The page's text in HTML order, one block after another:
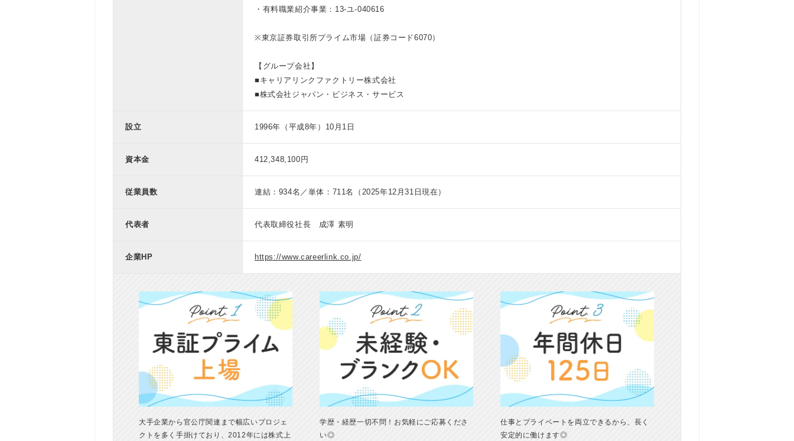
・有料職業紹介事業：13-ユ-040616
※東京証券取引所プライム市場（証券コード6070）
【グループ会社】
■キャリアリンクファクトリー株式会社
■株式会社ジャパン・ビジネス・サービス
設立 1996年（平成8年）10月1日
資本金 412,348,100円
従業員数 連結：934名／単体：711名（2025年12月31日現在）
代表者 代表取締役社長 成澤 素明
企業HP https://www.careerlink.co.jp/
大手企業から官公庁関連まで幅広いプロジェ
クトを多く手掛けており、2012年には株式上
学歴・経歴一切不問！お気軽にご応募くださ
い◎
仕事とプライベートを両立できるから、長く
安定的に働けます◎